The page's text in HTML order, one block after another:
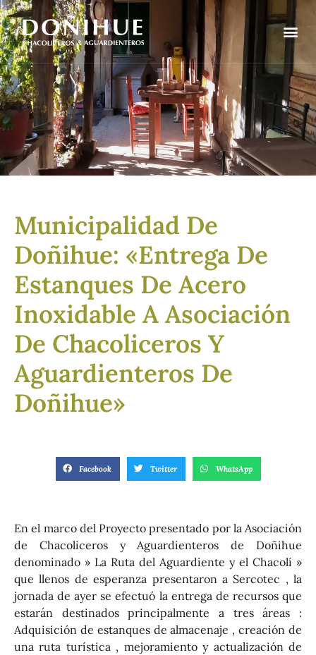
Municipalidad De
Doñihue: «Entrega De
Estanques De Acero
Inoxidable A Asociación
De Chacoliceros Y
Aguardienteros De
Doñihue»
Facebook Twitter WhatsApp
En el marco del Proyecto presentado por la Asociación
de Chacoliceros y Aguardienteros de Doñihue
denominado » La Ruta del Aguardiente y el Chacolí »
que llenos de esperanza presentaron a Sercotec , la
jornada de ayer se efectuó la entrega de recursos que
estarán destinados principalmente a tres áreas :
Adquisición de estanques de almacenaje , creación de
una ruta turística , mejoramiento y actualización de